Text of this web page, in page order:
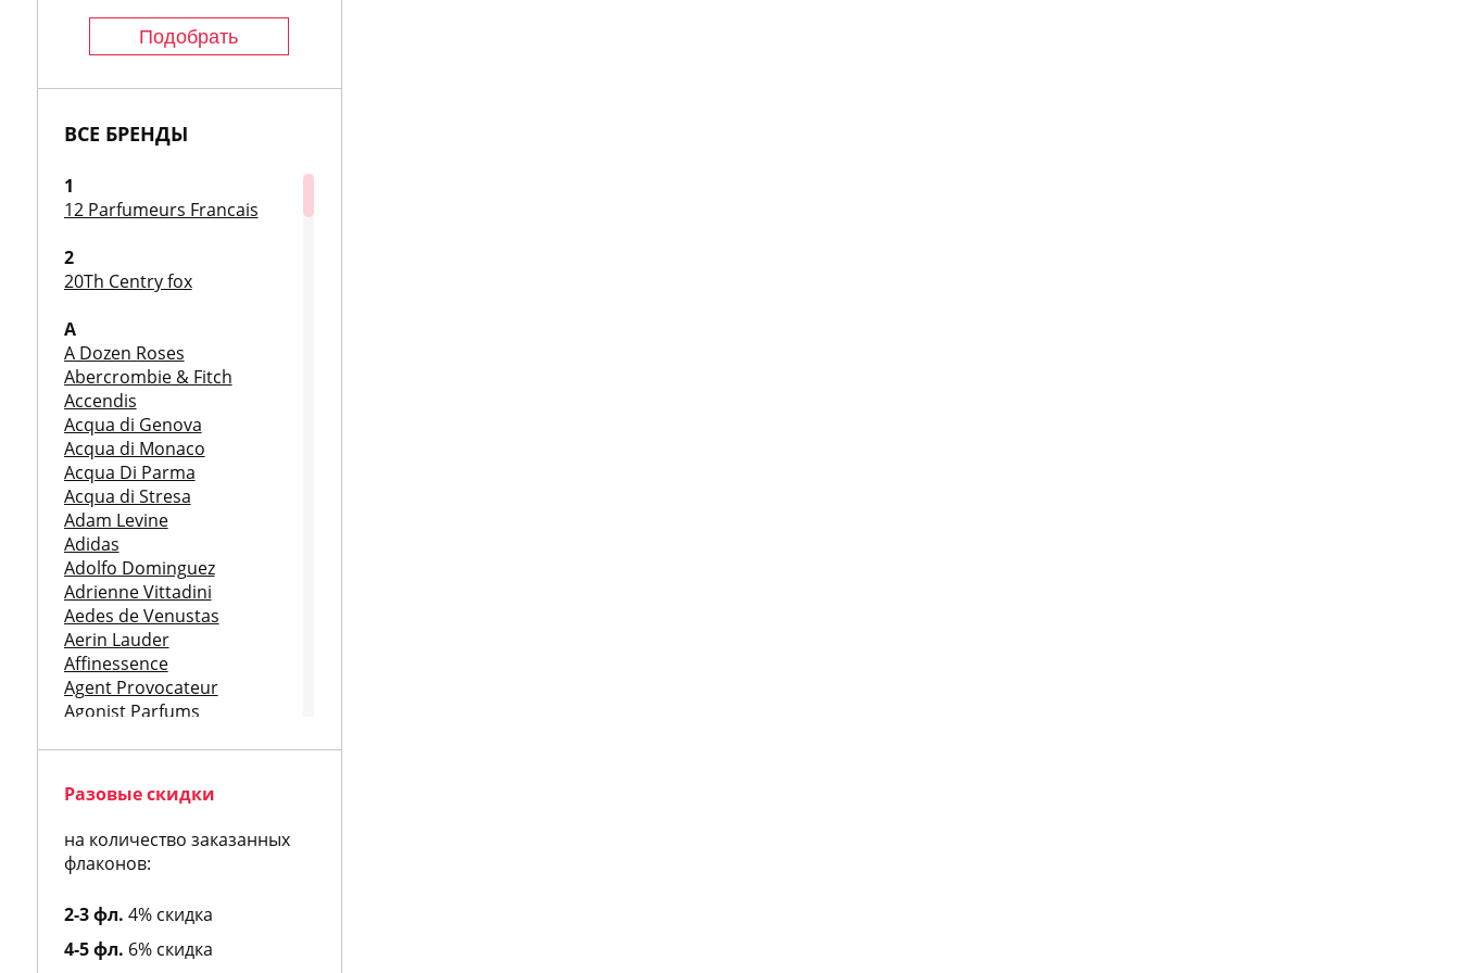
ВСЕ БРЕНДЫ
1
12 Parfumeurs Francais
2
20Th Centry fox
A
A Dozen Roses
Abercrombie & Fitch
Accendis
Acqua di Genova
Acqua di Monaco
Acqua Di Parma
Acqua di Stresa
Adam Levine
Adidas
Adolfo Dominguez
Adrienne Vittadini
Aedes de Venustas
Aerin Lauder
Affinessence
Agent Provocateur
Agonist Parfums
Ajmal
Al Hamatt
Al Jazeera
Alain Delon
Albert Nipon
Alberta Feretti
Alessandro Dell Acqua
Alexa Lixfeld
Разовые скидки
на количество заказанных
флаконов:
2-3 фл. 4% скидка
4-5 фл. 6% скидка